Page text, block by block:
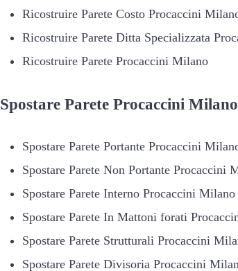
Ricostruire Parete Costo Procaccini
Ricostruire Parete Ditta Specializzata
Ricostruire Parete Procaccini Milano
Spostare Parete Procaccini Milano
Spostare Parete Portante Procaccini
Spostare Parete Non Portante Procaccini
Spostare Parete Interno Procaccini Milano
Spostare Parete In Mattoni forati
Spostare Parete Strutturali Procaccini
Spostare Parete Divisoria Procaccini